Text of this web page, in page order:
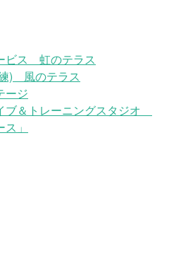
ビス 虹のテラス
) 風のテラス
ージ
ブ＆トレーニングスタジオ
」